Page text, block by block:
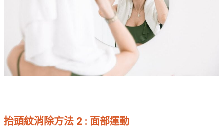
抬頭紋消除方法 2 : 面部運動